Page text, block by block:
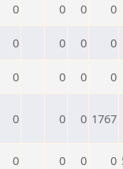
0 0 0 0
0 0 0 0
0 0 0 0
0 0 0 1767
0 0 0 0